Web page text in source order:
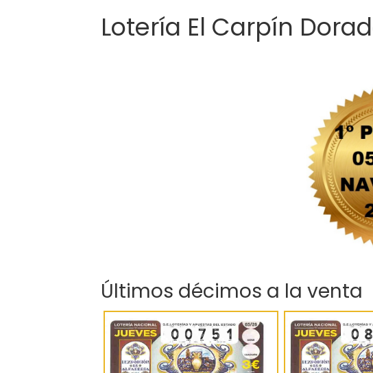
Lotería El Carpín
Últimos décimos a la venta